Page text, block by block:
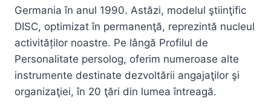
Germania în anul 1990. Astăzi, modelul ştiinţific
DISC, optimizat în permanenţă, reprezintă nucleul
activităților noastre. Pe lângă Profilul de
Personalitate persolog, oferim numeroase alte
instrumente destinate dezvoltării angajaţilor şi
organizaţiei, în 20 ţări din lumea întreagă.